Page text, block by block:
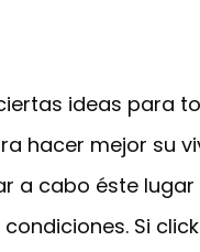
ideas para
hacer mejor su
a cabo éste
Si